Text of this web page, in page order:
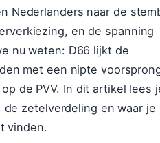
Nederlanders naar de
en de spanning
nu weten: D66 lijkt de
met een nipte
de PVV. In dit artikel lees
de zetelverdeling en waar je
vinden.